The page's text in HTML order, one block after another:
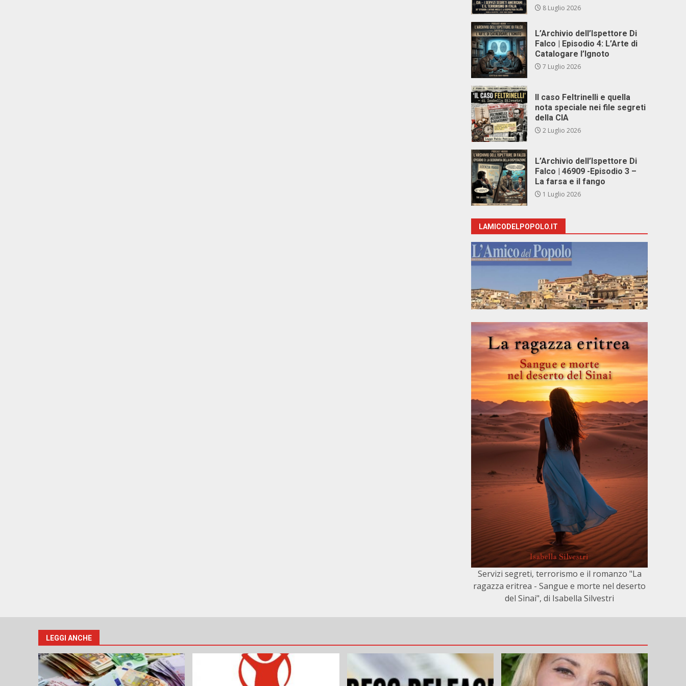
8 Luglio 2026
L’Archivio dell’Ispettore Di
Falco | Episodio 4: L’Arte di
Catalogare l’Ignoto
7 Luglio 2026
Il caso Feltrinelli e quella
nota speciale nei file segreti
della CIA
2 Luglio 2026
L’Archivio dell’Ispettore Di
Falco | 46909 -Episodio 3 –
La farsa e il fango
1 Luglio 2026
LAMICODELPOPOLO.IT
Servizi segreti, terrorismo e il romanzo "La
ragazza eritrea - Sangue e morte nel deserto
del Sinai", di Isabella Silvestri
LEGGI ANCHE